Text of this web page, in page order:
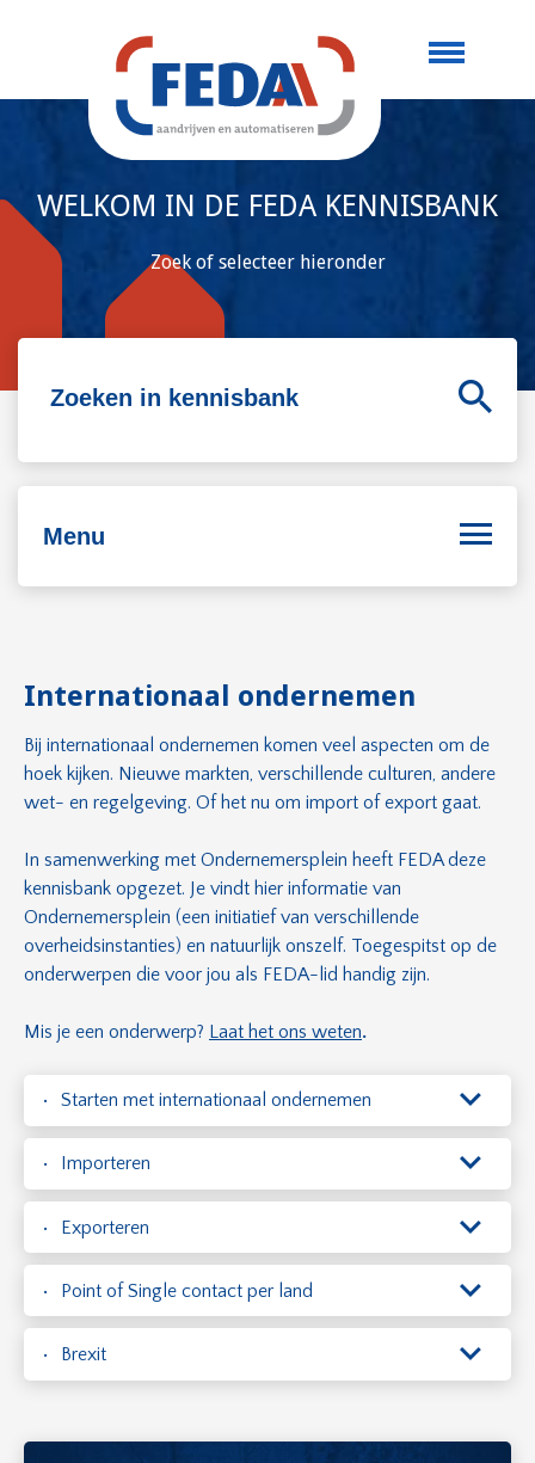
WELKOM IN DE FEDA KENNISBANK
Zoek of selecteer hieronder
Menu
Duurzaam ondernemen
Internationaal ondernemen
Bij internationaal ondernemen komen veel aspecten om de
hoek kijken. Nieuwe markten, verschillende culturen, andere
wet- en regelgeving. Of het nu om import of export gaat.
In samenwerking met Ondernemersplein heeft FEDA deze
kennisbank opgezet. Je vindt hier informatie van
Ondernemersplein (een initiatief van verschillende
overheidsinstanties) en natuurlijk onszelf. Toegespitst op de
onderwerpen die voor jou als FEDA-lid handig zijn.
Mis je een onderwerp? Laat het ons weten.
Starten met internationaal ondernemen
Importeren
Exporteren
Point of Single contact per land
Brexit